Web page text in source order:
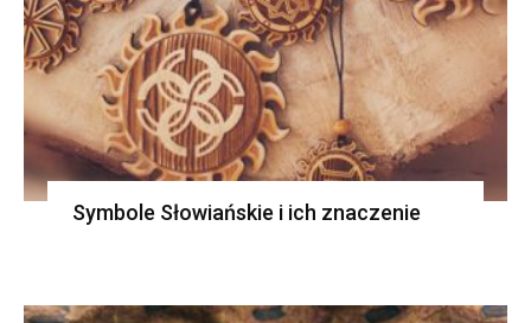
Symbole Słowiańskie i ich znaczenie